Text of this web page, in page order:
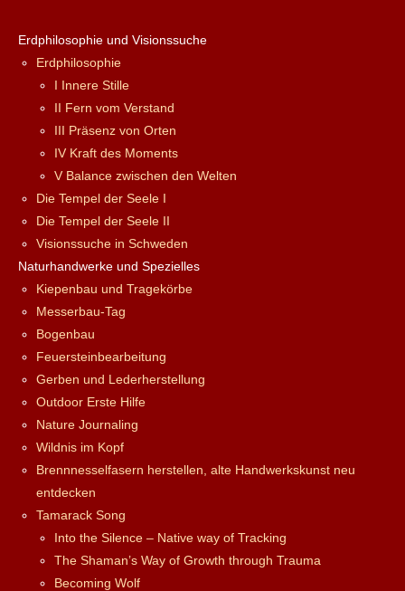
Erdphilosophie und Visionssuche
Erdphilosophie
I Innere Stille
II Fern vom Verstand
III Präsenz von Orten
IV Kraft des Moments
V Balance zwischen den Welten
Die Tempel der Seele I
Die Tempel der Seele II
Visionssuche in Schweden
Naturhandwerke und Spezielles
Kiepenbau und Tragekörbe
Messerbau-Tag
Bogenbau
Feuersteinbearbeitung
Gerben und Lederherstellung
Outdoor Erste Hilfe
Nature Journaling
Wildnis im Kopf
Brennnesselfasern herstellen, alte Handwerkskunst neu
entdecken
Tamarack Song
Into the Silence – Native way of Tracking
The Shaman’s Way of Growth through Trauma
Becoming Wolf